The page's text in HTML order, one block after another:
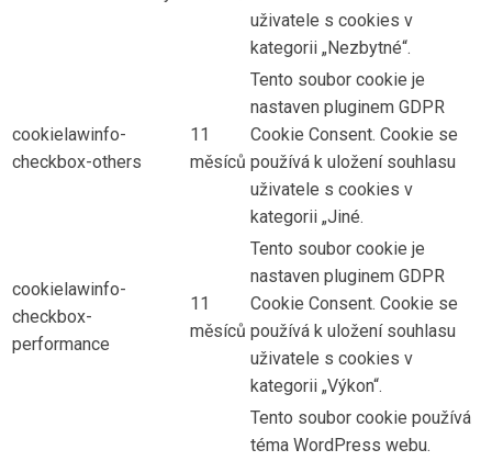
uživatele s cookies v
kategorii „Nezbytné“.
cookielawinfo-
checkbox-others
11
měsíců
Tento soubor cookie je
nastaven pluginem GDPR
Cookie Consent. Cookie se
používá k uložení souhlasu
uživatele s cookies v
kategorii „Jiné.
cookielawinfo-
checkbox-
performance
11
měsíců
Tento soubor cookie je
nastaven pluginem GDPR
Cookie Consent. Cookie se
používá k uložení souhlasu
uživatele s cookies v
kategorii „Výkon“.
Tento soubor cookie používá
téma WordPress webu.